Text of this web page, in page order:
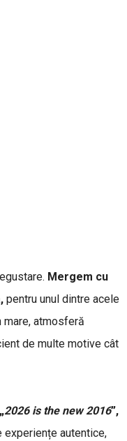
Mergem cu
pentru unul dintre acele
mare, atmosferă
de multe motive cât
„2026 is the new 2016”,
autentice,